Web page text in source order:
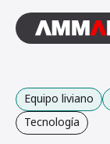
Equipo liviano
Tecnología